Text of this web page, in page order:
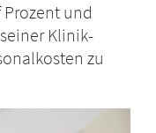
und
Klinik-
zu